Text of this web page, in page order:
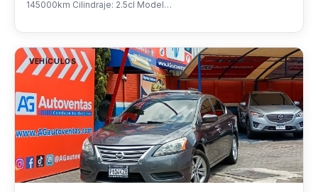
145000km Cilindraje: 2.5cl Model…
VEHÍCULOS